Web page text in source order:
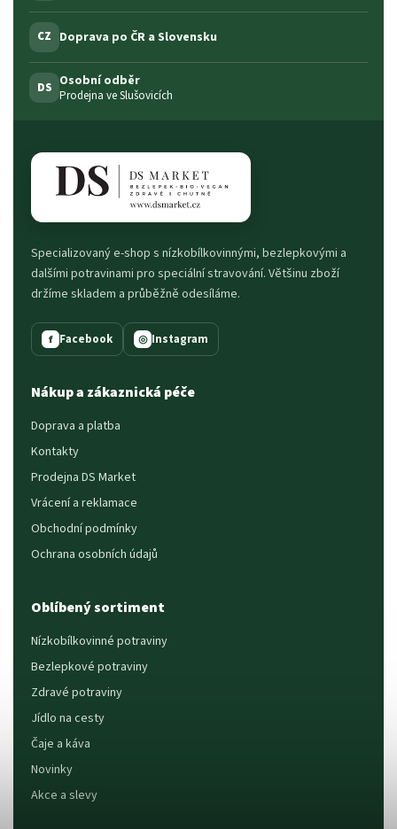
CZ Doprava po ČR a Slovensku
DS Osobní odběr
Prodejna ve Slušovicích
Specializovaný e-shop s nízkobílkovinnými, bezlepkovými a
dalšími potravinami pro speciální stravování. Většinu zboží
držíme skladem a průběžně odesíláme.
f Facebook ◎ Instagram
Nákup a zákaznická péče
Doprava a platba
Kontakty
Prodejna DS Market
Vrácení a reklamace
Obchodní podmínky
Ochrana osobních údajů
Oblíbený sortiment
Nízkobílkovinné potraviny
Bezlepkové potraviny
Zdravé potraviny
Jídlo na cesty
Čaje a káva
Novinky
Akce a slevy